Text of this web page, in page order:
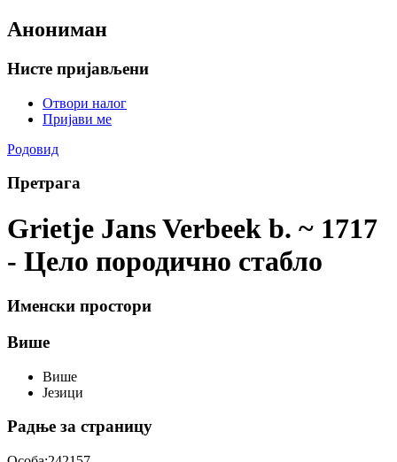
Анониман
Нисте пријављени
Отвори налог
Пријави ме
Родовид
Претрага
Grietje Jans Verbeek b. ~ 1717
- Цело породично стабло
Именски простори
Више
Више
Језици
Радње за страницу